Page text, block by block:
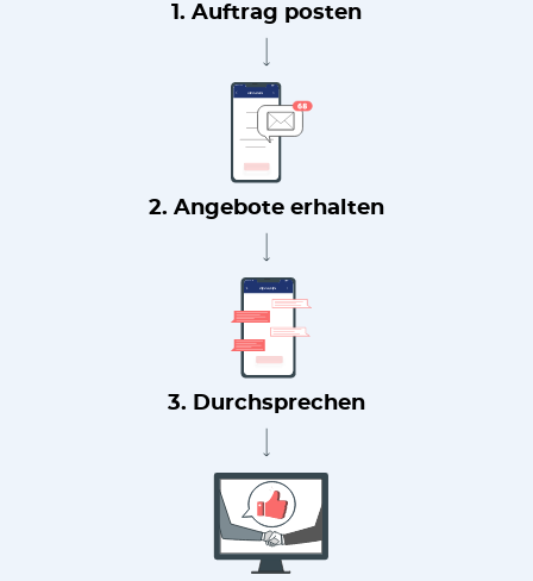
1. Auftrag posten
2. Angebote erhalten
3. Durchsprechen